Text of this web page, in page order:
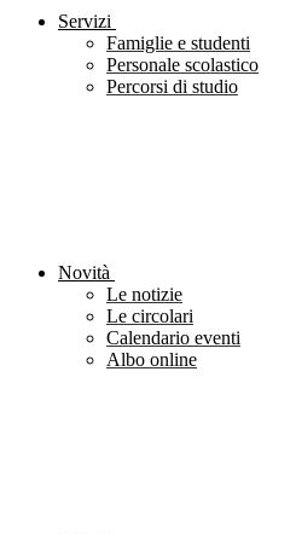
Servizi
Famiglie e studenti
Personale scolastico
Percorsi di studio
Novità
Le notizie
Le circolari
Calendario eventi
Albo online